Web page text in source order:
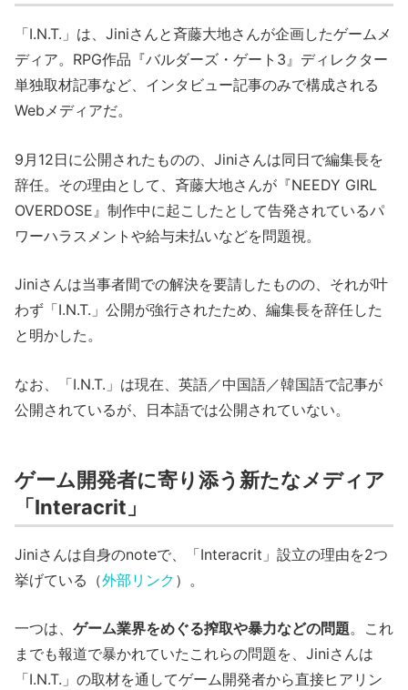
「I.N.T.」は、Jiniさんと斉藤大地さんが企画したゲームメ
ディア。RPG作品『バルダーズ・ゲート3』ディレクター
単独取材記事など、インタビュー記事のみで構成される
Webメディアだ。
9月12日に公開されたものの、Jiniさんは同日で編集長を
辞任。その理由として、斉藤大地さんが『NEEDY GIRL
OVERDOSE』制作中に起こしたとして告発されているパ
ワーハラスメントや給与未払いなどを問題視。
Jiniさんは当事者間での解決を要請したものの、それが叶
わず「I.N.T.」公開が強行されたため、編集長を辞任した
と明かした。
なお、「I.N.T.」は現在、英語／中国語／韓国語で記事が
公開されているが、日本語では公開されていない。
ゲーム開発者に寄り添う新たなメディア
「Interacrit」
Jiniさんは自身のnoteで、「Interacrit」設立の理由を2つ
挙げている（外部リンク ）。
一つは、 ゲーム業界をめぐる搾取や暴力などの問題。これ
までも報道で暴かれていたこれらの問題を、Jiniさんは
「I.N.T.」の取材を通してゲーム開発者から直接ヒアリン